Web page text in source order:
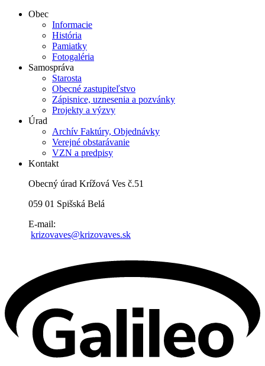
Obec
Informacie
História
Pamiatky
Fotogaléria
Samospráva
Starosta
Obecné zastupiteľstvo
Zápisnice, uznesenia a pozvánky
Projekty a výzvy
Úrad
Archív Faktúry, Objednávky
Verejné obstarávanie
VZN a predpisy
Kontakt
Obecný úrad Krížová Ves č.51
059 01 Spišská Belá
E-mail:
krizovaves@krizovaves.sk